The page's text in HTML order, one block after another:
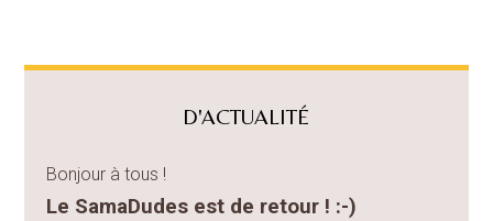
D'ACTUALITÉ
Bonjour à tous !
Le SamaDudes est de retour ! :-)